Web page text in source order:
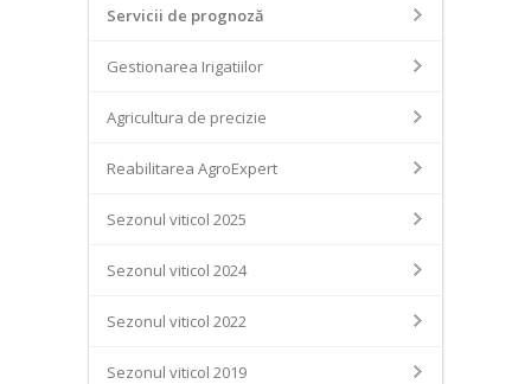
Servicii de prognoză
Gestionarea Irigatiilor
Agricultura de precizie
Reabilitarea AgroExpert
Sezonul viticol 2025
Sezonul viticol 2024
Sezonul viticol 2022
Sezonul viticol 2019